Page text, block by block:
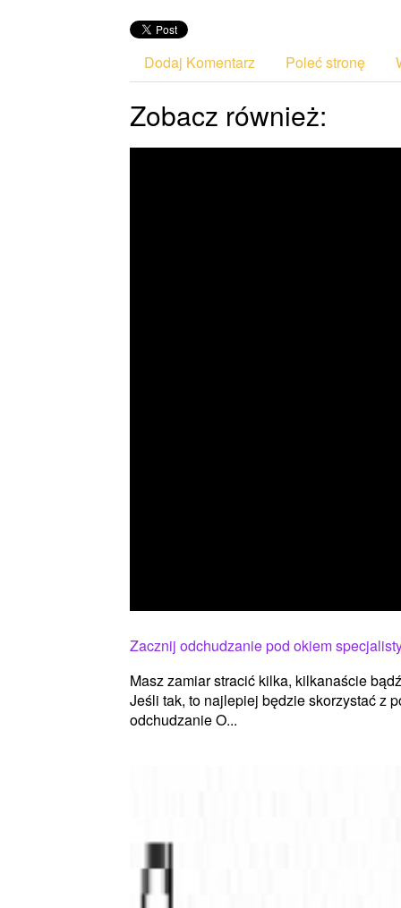
Dodaj Komentarz Poleć stronę
Zobacz również:
Zacznij odchudzanie pod okiem
Masz zamiar stracić kilka, kilkanaście
Jeśli tak, to najlepiej będzie skorzystać z
odchudzanie O...